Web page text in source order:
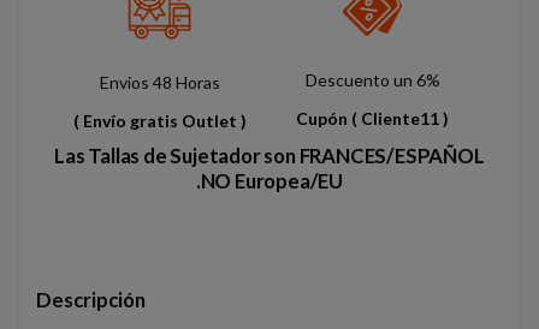
Envios 48 Horas
( Envío gratis Outlet )
Descuento un 6%
Cupón ( Cliente11 )
Las Tallas de Sujetador son FRANCES/ESPAÑOL
.NO Europea/EU
Descripción